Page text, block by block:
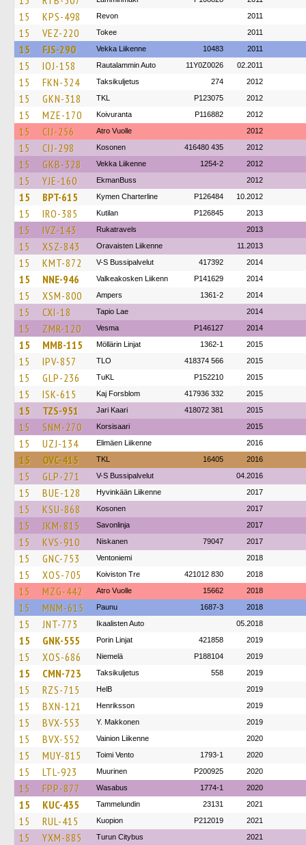
15 KPS-498 Revon 2011
15 VEZ-220 Tokee 2011
15 FJS-290 Vekka Liikenne 10483 2011
15 IOJ-158 Rautalammin Auto 11Y0Z0026 02.2011
15 FKN-324 Taksikuljetus 274 2012
15 GKN-318 TKL P123075 2012
15 MZE-170 Koivuranta P116882 2012
15 CIJ-256 Atro Vuolle 2012
15 CIJ-298 Kosonen 416480 435 2012
15 GKB-328 Vekka Liikenne 1254-2 2012
15 YJE-160 EkmanBuss 2012
15 BPT-615 Kymen Charterline P126484 10.2012
15 IRO-385 Kutilan P126845 2013
15 IVZ-143 Rukatravels 2013
15 XSZ-843 Oravaisten Liikenne 11.2013
15 KMT-872 V-S Bussipalvelut 417392 2014
15 NNE-946 Valkeakosken Liikenn P141629 2014
15 XSM-800 Ampers 1361-2 2014
15 CXI-18 Tapio Lae 2014
15 ZMR-120 Vesma P146127 2014
15 MMB-115 Möllärin Linjat 1362-1 2015
15 IPV-857 TLO 418374 566 2015
15 GLP-236 TuKL P152210 2015
15 ISK-615 Kaj Forsblom 417936 332 2015
15 TZS-951 Jari Kaari 418072 381 2015
15 SNM-270 Korsisaari 2015
15 UZJ-134 Elimäen Liikenne 2016
15 OVC-415 TKL 16405 2016
15 GLP-271 V-S Bussipalvelut 04.2016
15 BUE-128 Hyvinkään Liikenne 2017
15 KSU-868 Kosonen 2017
15 JKM-815 Savonlinja 2017
15 KVS-910 Niskanen 79047 2017
15 GNC-753 Ventoniemi 2018
15 XOS-705 Koiviston Tre 421012 830 2018
15 MZG-442 Atro Vuolle 15662 2018
15 MNM-615 Paunu 1687-3 2018
15 JNT-773 Ikaalisten Auto 05.2018
15 GNK-555 Porin Linjat 421858 2019
15 XOS-686 Niemelä P188104 2019
15 CMN-723 Taksikuljetus 558 2019
15 RZS-715 HelB 2019
15 BXN-121 Henriksson 2019
15 BVX-553 Y. Makkonen 2019
15 BVX-552 Vainion Liikenne 2020
15 MUY-815 Toimi Vento 1793-1 2020
15 LTL-923 Muurinen P200925 2020
15 FPP-877 Wasabus 1774-1 2020
15 KUC-435 Tammelundin 23131 2021
15 RUL-415 Kuopion P212019 2021
15 YXM-885 Turun Citybus 2021